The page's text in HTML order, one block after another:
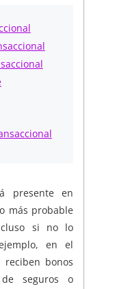
presente en
más probable
si no lo
en el
reciben bonos
seguros o